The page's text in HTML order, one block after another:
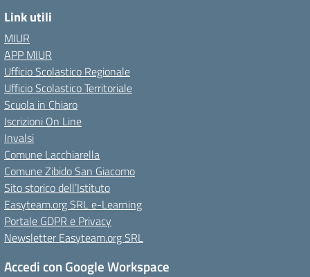
Link utili
MIUR
APP MIUR
Ufficio Scolastico Regionale
Ufficio Scolastico Territoriale
Scuola in Chiaro
Iscrizioni On Line
Invalsi
Comune Lacchiarella
Comune Zibido San Giacomo
Sito storico dell’Istituto
Easyteam.org SRL e-Learning
Portale GDPR e Privacy
Newsletter Easyteam.org SRL
Accedi con Google Workspace